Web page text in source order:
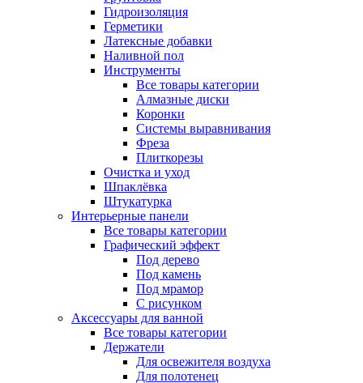
Гидроизоляция
Герметики
Латексные добавки
Наливной пол
Инструменты
Все товары категории
Алмазные диски
Коронки
Системы выравнивания
Фреза
Плиткорезы
Очистка и уход
Шпаклёвка
Штукатурка
Интерьерные панели
Все товары категории
Графический эффект
Под дерево
Под камень
Под мрамор
С рисунком
Аксессуары для ванной
Все товары категории
Держатели
Для освежителя воздуха
Для полотенец